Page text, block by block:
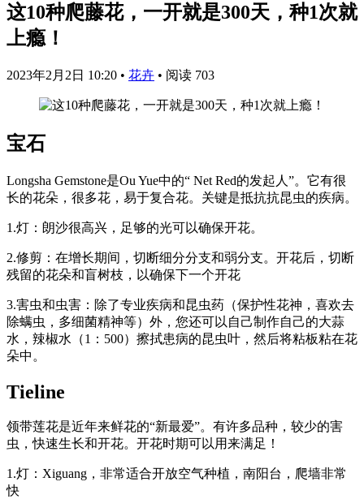
这10种爬藤花，一开就是300天，种1次就
上瘾！
2023年2月2日 10:20 • 花卉 • 阅读 703
宝石
Longsha Gemstone是Ou Yue中的“ Net Red的发起人”。它有很
长的花朵，很多花，易于复合花。关键是抵抗抗昆虫的疾病。
1.灯：朗沙很高兴，足够的光可以确保开花。
2.修剪：在增长期间，切断细分分支和弱分支。开花后，切断
残留的花朵和盲树枝，以确保下一个开花
3.害虫和虫害：除了专业疾病和昆虫药（保护性花神，喜欢去
除螨虫，多细菌精神等）外，您还可以自己制作自己的大蒜
水，辣椒水（1：500）擦拭患病的昆虫叶，然后将粘板粘在花
朵中。
Tieline
领带莲花是近年来鲜花的“新最爱”。有许多品种，较少的害
虫，快速生长和开花。开花时期可以用来满足！
1.灯：Xiguang，非常适合开放空气种植，南阳台，爬墙非常
快